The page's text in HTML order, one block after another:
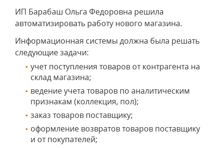
ИП Барабаш Ольга Федоровна решила
автоматизировать работу нового магазина.
Информационная системы должна была решать
следующие задачи:
учет поступления товаров от контрагента на
склад магазина;
ведение учета товаров по аналитическим
признакам (коллекция, пол);
заказ товаров поставщику;
оформление возвратов товаров поставщику
и от покупателей;